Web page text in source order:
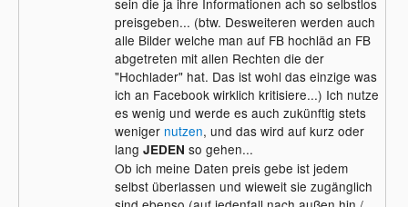
preisgeben... (btw. Desweiteren werden auch
alle Bilder welche man auf FB hochläd an FB
abgetreten mit allen Rechten die der
"Hochlader" hat. Das ist wohl das einzige was
ich an Facebook wirklich kritisiere...) Ich nutze
es wenig und werde es auch zukünftig stets
weniger nutzen, und das wird auf kurz oder
lang JEDEN so gehen...
Ob ich meine Daten preis gebe ist jedem
selbst überlassen und wieweit sie zugänglich